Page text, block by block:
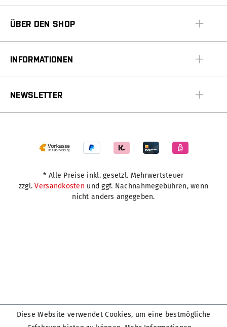
ÜBER DEN SHOP
INFORMATIONEN
NEWSLETTER
* Alle Preise inkl. gesetzl. Mehrwertsteuer
zzgl.Versandkosten und ggf. Nachnahmegebühren, wenn
nicht anders angegeben.
Diese Website verwendet Cookies, um eine bestmögliche